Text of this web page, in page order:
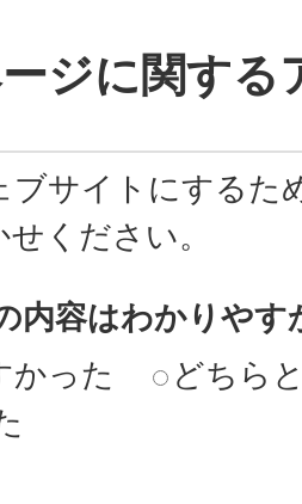
ジに関する
ブサイトにするた
ください。
内容はわかりやす
かった
どちら